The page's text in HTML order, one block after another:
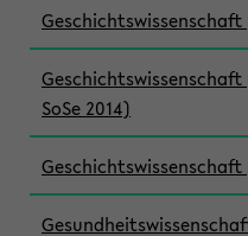
Geschichtswissenschaft
SoSe 2014)